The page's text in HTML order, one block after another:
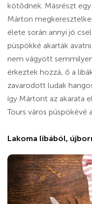
kötődnek. Másrészt
Márton
élete során annyi jó
püspökké akarták
nem vágyott
érkeztek hozzá, ő a
zavarodott ludak
így Mártont az akarata
Tours város püspökévé
Lakoma libából,